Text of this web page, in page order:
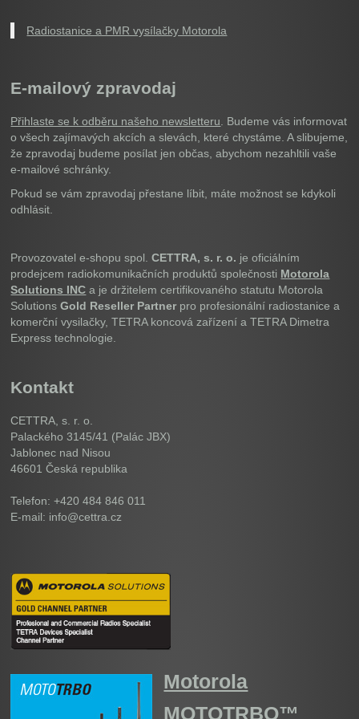
Radiostanice a PMR vysílačky Motorola
E-mailový zpravodaj
Přihlaste se k odběru našeho newsletteru . Budeme vás informovat
o všech zajímavých akcích a slevách, které chystáme. A slibujeme,
že zpravodaj budeme posílat jen občas, abychom nezahltili vaše
e-mailové schránky.
Pokud se vám zpravodaj přestane líbit, máte možnost se kdykoli
odhlásit.
Provozovatel e-shopu spol.CETTRA, s. r. o. je oficiálním
prodejcem radiokomunikačních produktů společnosti Motorola
Solutions INC a je držitelem certifikovaného statutu Motorola
SolutionsGold Reseller Partner pro profesionální radiostanice a
komerční vysilačky, TETRA koncová zařízení a TETRA Dimetra
Express technologie.
Kontakt
CETTRA, s. r. o.
Palackého 3145/41 (Palác JBX)
Jablonec nad Nisou
46601Česká republika
Telefon: +420 484 846 011
E-mail: info@cettra.cz
Motorola
MOTOTRBO™